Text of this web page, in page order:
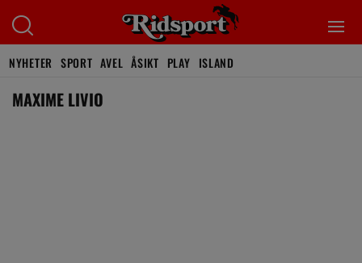
NYHETER SPORT AVEL ÅSIKT PLAY ISLAND
MAXIME LIVIO